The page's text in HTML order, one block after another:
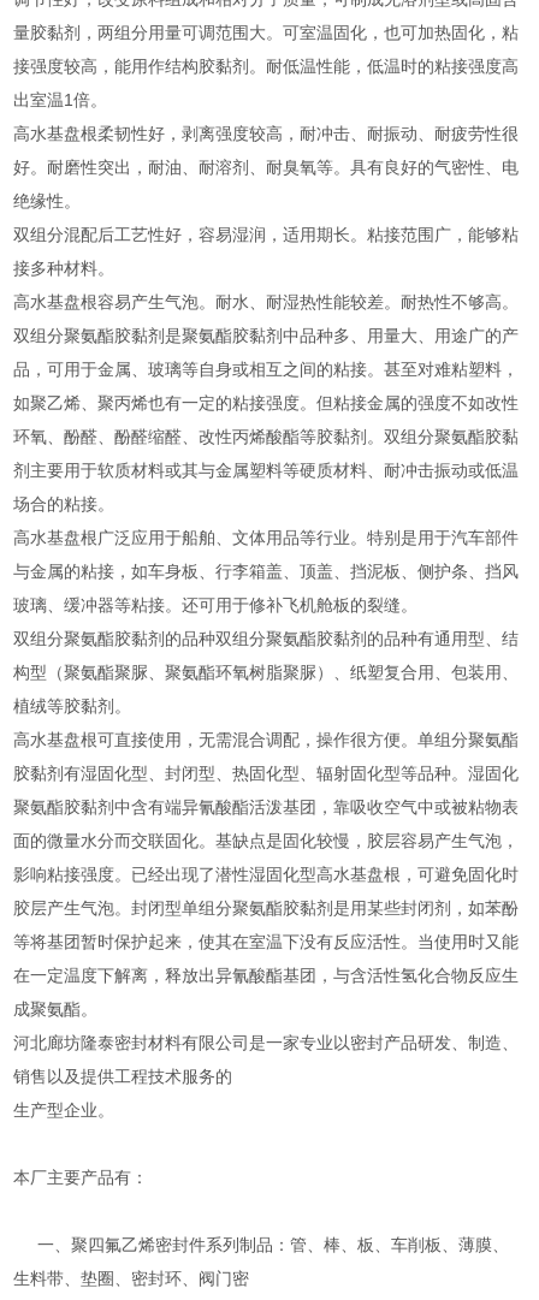
量胶黏剂，两组分用量可调范围大。可室温固化，也可加热固化，粘
接强度较高，能用作结构胶黏剂。耐低温性能，低温时的粘接强度高
出室温1倍。
高水基盘根柔韧性好，剥离强度较高，耐冲击、耐振动、耐疲劳性很
好。耐磨性突出，耐油、耐溶剂、耐臭氧等。具有良好的气密性、电
绝缘性。
双组分混配后工艺性好，容易湿润，适用期长。粘接范围广，能够粘
接多种材料。
高水基盘根容易产生气泡。耐水、耐湿热性能较差。耐热性不够高。
双组分聚氨酯胶黏剂是聚氨酯胶黏剂中品种多、用量大、用途广的产
品，可用于金属、玻璃等自身或相互之间的粘接。甚至对难粘塑料，
如聚乙烯、聚丙烯也有一定的粘接强度。但粘接金属的强度不如改性
环氧、酚醛、酚醛缩醛、改性丙烯酸酯等胶黏剂。双组分聚氨酯胶黏
剂主要用于软质材料或其与金属塑料等硬质材料、耐冲击振动或低温
场合的粘接。
高水基盘根广泛应用于船舶、文体用品等行业。特别是用于汽车部件
与金属的粘接，如车身板、行李箱盖、顶盖、挡泥板、侧护条、挡风
玻璃、缓冲器等粘接。还可用于修补飞机舱板的裂缝。
双组分聚氨酯胶黏剂的品种双组分聚氨酯胶黏剂的品种有通用型、结
构型（聚氨酯聚脲、聚氨酯环氧树脂聚脲）、纸塑复合用、包装用、
植绒等胶黏剂。
高水基盘根可直接使用，无需混合调配，操作很方便。单组分聚氨酯
胶黏剂有湿固化型、封闭型、热固化型、辐射固化型等品种。湿固化
聚氨酯胶黏剂中含有端异氰酸酯活泼基团，靠吸收空气中或被粘物表
面的微量水分而交联固化。基缺点是固化较慢，胶层容易产生气泡，
影响粘接强度。已经出现了潜性湿固化型高水基盘根，可避免固化时
胶层产生气泡。封闭型单组分聚氨酯胶黏剂是用某些封闭剂，如苯酚
等将基团暂时保护起来，使其在室温下没有反应活性。当使用时又能
在一定温度下解离，释放出异氰酸酯基团，与含活性氢化合物反应生
成聚氨酯。
河北廊坊隆泰密封材料有限公司是一家专业以密封产品研发、制造、
销售以及提供工程技术服务的
生产型企业。
本厂主要产品有：
一、聚四氟乙烯密封件系列制品：管、棒、板、车削板、薄膜、
生料带、垫圈、密封环、阀门密